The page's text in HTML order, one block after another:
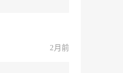
2月前